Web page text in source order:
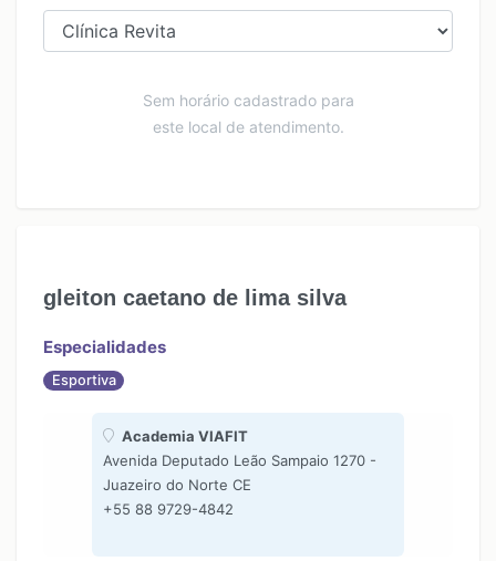
Sem horário cadastrado para
este local de atendimento.
gleiton caetano de lima silva
Especialidades
Esportiva
Academia VIAFIT
Avenida Deputado Leão Sampaio 1270 -
Juazeiro do Norte CE
+55 88 9729-4842